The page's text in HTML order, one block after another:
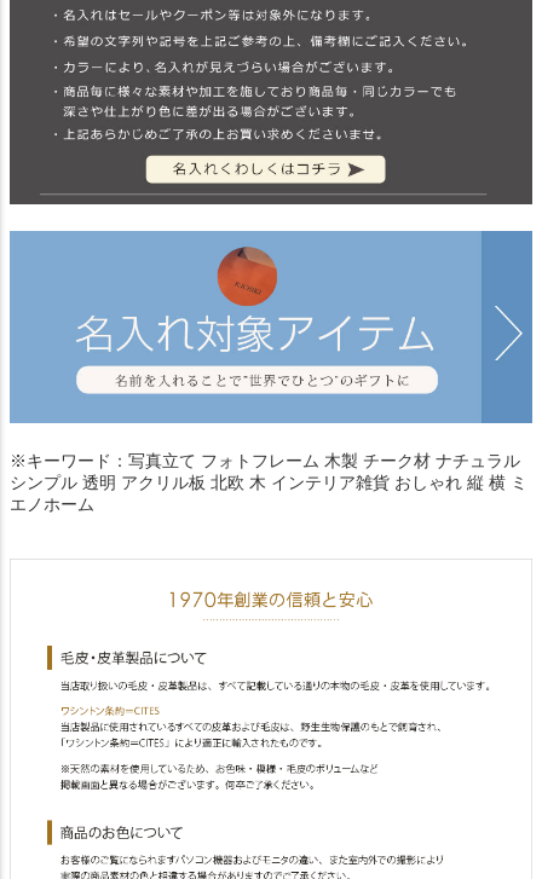
※キーワード：写真立て フォトフレーム 木製 チーク材 ナチュラル
シンプル 透明 アクリル板 北欧 木 インテリア雑貨 おしゃれ 縦 横 ミ
エノホーム